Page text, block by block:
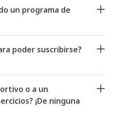
un programa de
poder suscribirse?
o a un
¡De ninguna